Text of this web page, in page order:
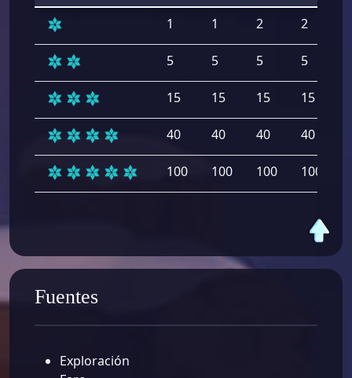
1
1 2 2
5 5 5 5
15 15 15 15
40 40 40 40
100 100 100 100
Fuentes
Exploración